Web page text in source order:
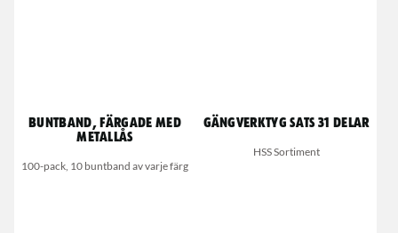
Buntband, färgade med
metallås
100-pack, 10 buntband av varje färg
Gängverktyg sats 31 delar
HSS Sortiment